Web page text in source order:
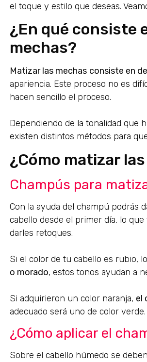
el toque y estilo que deseas.
¿En qué consiste
mechas?
Matizar las mechas consiste en
apariencia. Este proceso no es
hacen sencillo el proceso.
Dependiendo de la tonalidad que
existen distintos métodos para
¿Cómo matizar
Champús para
Con la ayuda del champú podrás
cabello desde el primer día, lo
darles retoques.
Si el color de tu cabello es rubio,
o morado, estos tonos ayudan a
Si adquirieron un color naranja, el
adecuado será uno de color verde.
¿Cómo aplicar el
Sobre el cabello húmedo se